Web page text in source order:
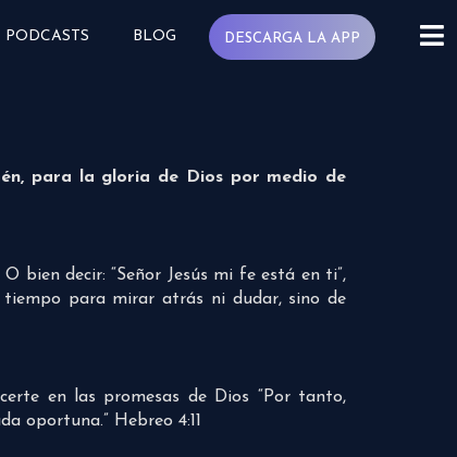
PODCASTS BLOG DESCARGA LA APP
para la gloria de Dios por medio de
bien decir: “Señor Jesús mi fe está en ti”,
tiempo para mirar atrás ni dudar, sino de
en las promesas de Dios “Por tanto,
oportuna.” Hebreo 4:11